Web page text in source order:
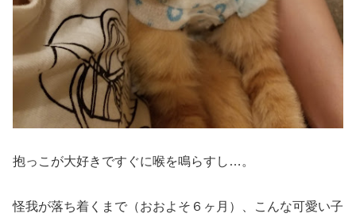
抱っこが大好きですぐに喉を鳴らすし…。
怪我が落ち着くまで（おおよそ６ヶ月）、こんな可愛い子